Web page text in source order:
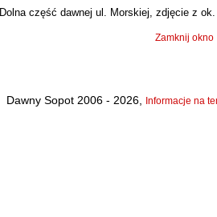
Dolna część dawnej ul. Morskiej, zdjęcie z ok.
Zamknij okno
Dawny Sopot 2006 - 2026, Informacje na